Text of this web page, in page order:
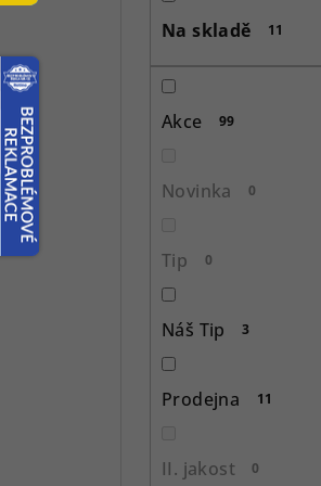
Na skladě 11
Akce 99
Novinka 0
Tip 0
Náš Tip 3
Prodejna 11
II. jakost 0